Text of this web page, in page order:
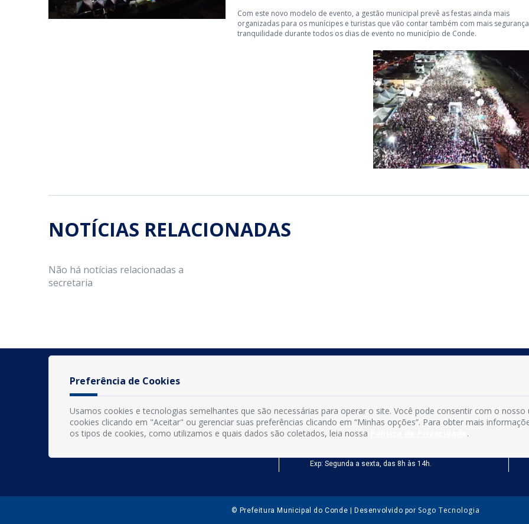
Com este novo modelo de evento, a gestão municipal prevê as festas ainda mais
organizadas para os munícipes e turistas que vão contar também com mais
tranquilidade durante todos os dias de evento no município de Conde.
NOTÍCIAS RELACIONADAS
Não há notícias relacionadas a
secretaria
CNPJ: 08.916.645/0001-80
LOC RODOVIA PB 018, SN, Centro, Conde, PB, 58322-000
(83) 3618-0548
Exp: Segunda a sexta, das 8h às 14h.
© Prefeitura Municipal do Conde | Desenvolvido por Sogo Tecnologia
Preferência de Cookies
Usamos cookies e tecnologias semelhantes que são necessárias para operar o site. Você pode consentir com o nosso
cookies clicando em "Aceitar" ou gerenciar suas preferências clicando em “Minhas opções”. Para obter mais
os tipos de cookies, como utilizamos e quais dados são coletados, leia nossa
.